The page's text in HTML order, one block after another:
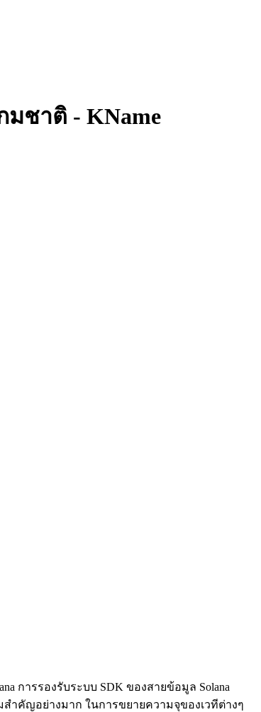
มชาติ - KName
การรองรับระบบ SDK ของสายข้อมูล Solana
สําคัญอย่างมาก ในการขยายความจุของเวทีต่างๆ